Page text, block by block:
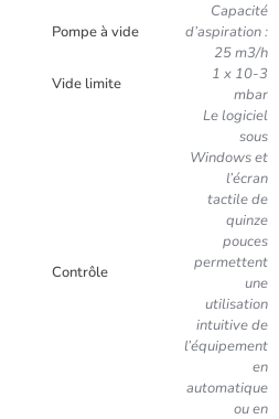
Pompe à vide
Capacité
d’aspiration :
25 m3/h
Vide limite
1 x 10-3
mbar
Contrôle
Le logiciel
sous
Windows et
l’écran
tactile de
quinze
pouces
permettent
une
utilisation
intuitive de
l’équipement
en
automatique
ou en